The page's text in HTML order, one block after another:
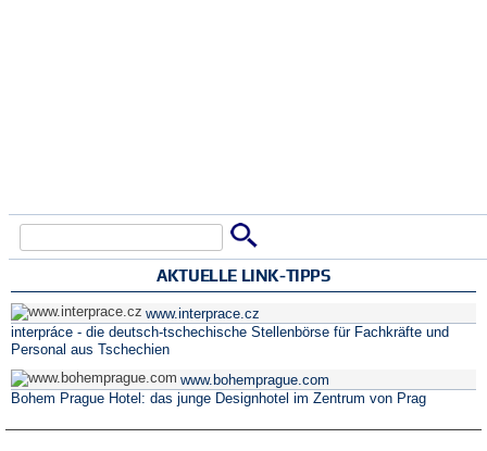
AKTUELLE LINK-TIPPS
www.interprace.cz
interpráce - die deutsch-tschechische Stellenbörse für Fachkräfte und
Personal aus Tschechien
www.bohemprague.com
Bohem Prague Hotel: das junge Designhotel im Zentrum von Prag